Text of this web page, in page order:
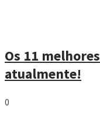
Os 11
atualmente!
0